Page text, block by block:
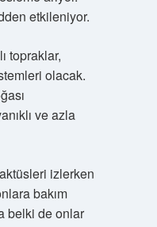
etkileniyor.
topraklar,
olacak.
ve azla
izlerken
bakım
belki de onlar